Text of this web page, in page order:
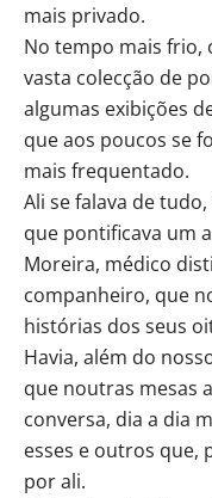
mais privado.
No tempo mais frio,
vasta colecção de
algumas exibições
que aos poucos se
mais frequentado.
Ali se falava de
que pontificava um
Moreira, médico
companheiro, que
histórias dos seus
Havia, além do
que noutras mesas
conversa, dia a dia
esses e outros que,
por ali.